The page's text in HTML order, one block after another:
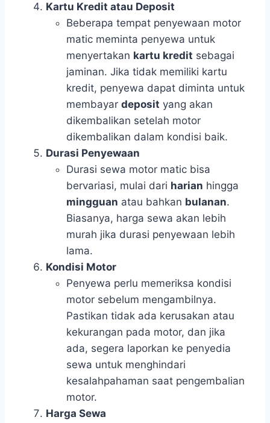
Kartu Kredit atau Deposit
Beberapa tempat penyewaan motor
matic meminta penyewa untuk
menyertakan kartu kredit sebagai
jaminan. Jika tidak memiliki kartu
kredit, penyewa dapat diminta untuk
membayar deposit yang akan
dikembalikan setelah motor
dikembalikan dalam kondisi baik.
Durasi Penyewaan
Durasi sewa motor matic bisa
bervariasi, mulai dari harian hingga
mingguan atau bahkan bulanan.
Biasanya, harga sewa akan lebih
murah jika durasi penyewaan lebih
lama.
Kondisi Motor
Penyewa perlu memeriksa kondisi
motor sebelum mengambilnya.
Pastikan tidak ada kerusakan atau
kekurangan pada motor, dan jika
ada, segera laporkan ke penyedia
sewa untuk menghindari
kesalahpahaman saat pengembalian
motor.
Harga Sewa